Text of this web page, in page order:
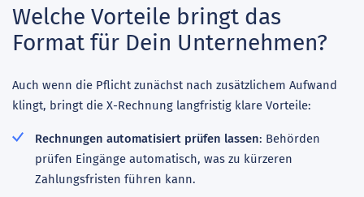
Welche Vorteile bringt das
Format für Dein Unternehmen?
Auch wenn die Pflicht zunächst nach zusätzlichem Aufwand
klingt, bringt die X-Rechnung langfristig klare Vorteile:
Rechnungen automatisiert prüfen lassen: Behörden
prüfen Eingänge automatisch, was zu kürzeren
Zahlungsfristen führen kann.